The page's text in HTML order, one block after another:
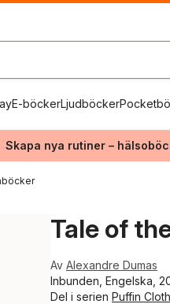
E-böckerLjudböcker
Skapa nya rutiner –
Tale of
Av Alexandre Dumas
Inbunden, Engelska,
Del i serien Puffin